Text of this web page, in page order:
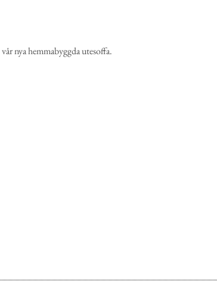
nya hemmabyggda utesoffa.